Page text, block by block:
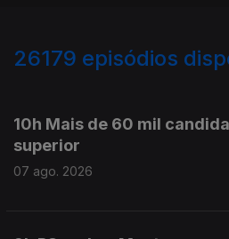
26179 episódios
10h Mais de 60 mil
superior
07 ago. 2026